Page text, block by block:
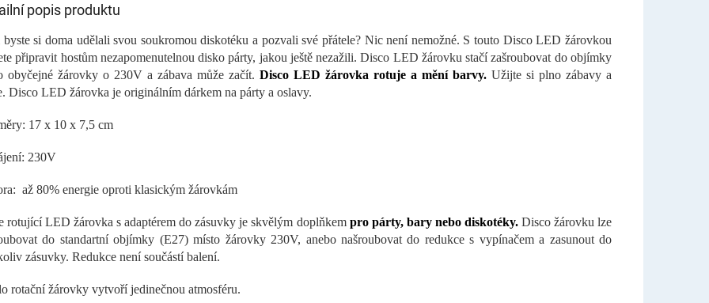
popis produktu
byste si doma udělali svou soukromou diskotéku a pozvali své přátele? Nic není nemožné. S touto Disco LED žárovkou
připravit hostům nezapomenutelnou disko párty, jakou ještě nezažili. Disco LED žárovku stačí zašroubovat do objímky
obyčejné žárovky o 230V a zábava může začít. Disco LED žárovka rotuje a mění barvy. Užijte si plno zábavy a
Disco LED žárovka je originálním dárkem na párty a oslavy.
17 x 10 x 7,5 cm
230V
až 80% energie oproti klasickým žárovkám
rotující LED žárovka s adaptérem do zásuvky je skvělým doplňkem pro párty, bary nebo diskotéky.Disco žárovku lze
do standartní objímky (E27) místo žárovky 230V, anebo našroubovat do redukce s vypínačem a zasunout do
zásuvky. Redukce není součástí balení.
rotační žárovky vytvoří jedinečnou atmosféru.